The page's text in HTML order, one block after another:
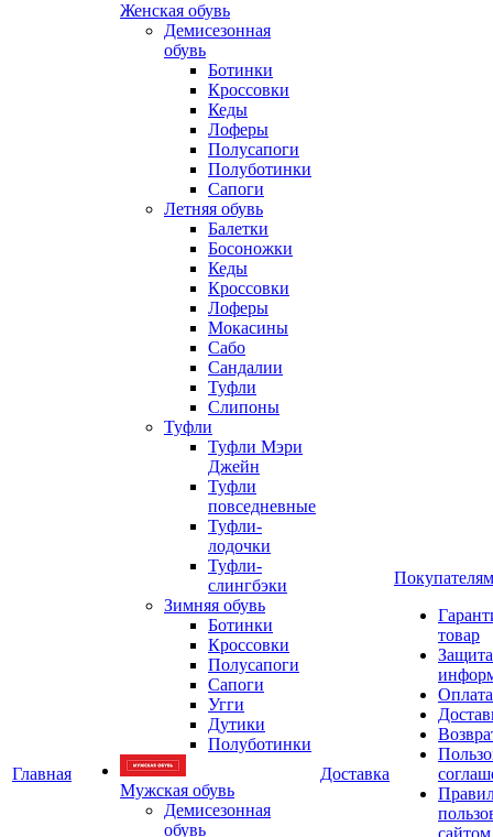
Главная
Женская обувь
Демисезонная
обувь
Ботинки
Кроссовки
Кеды
Лоферы
Полусапоги
Полуботинки
Сапоги
Летняя обувь
Балетки
Босоножки
Кеды
Кроссовки
Лоферы
Мокасины
Сабо
Сандалии
Туфли
Слипоны
Туфли
Туфли Мэри
Джейн
Туфли
повседневные
Туфли-
лодочки
Туфли-
слингбэки
Зимняя обувь
Ботинки
Кроссовки
Полусапоги
Сапоги
Угги
Дутики
Полуботинки
Мужская обувь
Демисезонная
обувь
Доставка
Покупателям
товар
Защита
Оплата
сайтом